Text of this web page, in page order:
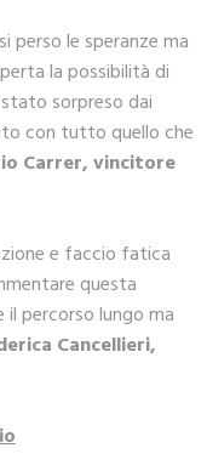
le speranze ma
la possibilità di
sorpreso dai
con tutto quello che
Carrer, vincitore
e faccio fatica
questa
percorso lungo ma
Cancellieri,